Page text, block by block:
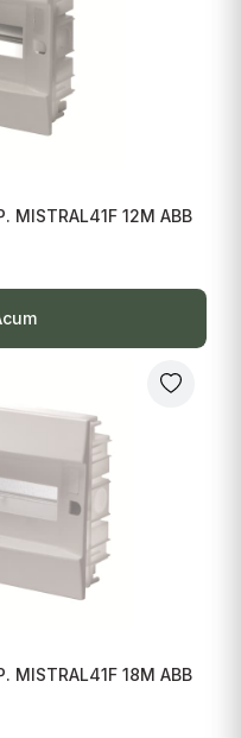
MISTRAL41F 12M ABB
MISTRAL41F 18M ABB